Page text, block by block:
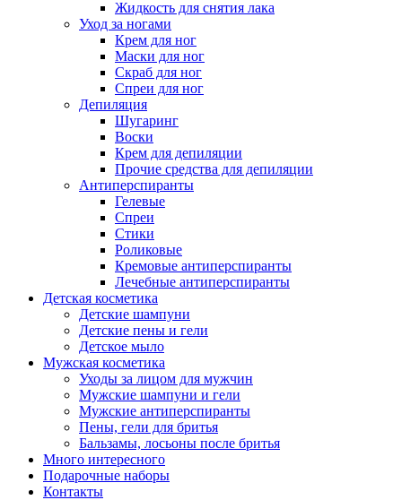
Жидкость для снятия лака
Уход за ногами
Крем для ног
Маски для ног
Скраб для ног
Спреи для ног
Депиляция
Шугаринг
Воски
Крем для депиляции
Прочие средства для депиляции
Антиперспиранты
Гелевые
Спреи
Стики
Роликовые
Кремовые антиперспиранты
Лечебные антиперспиранты
Детская косметика
Детские шампуни
Детские пены и гели
Детское мыло
Мужская косметика
Уходы за лицом для мужчин
Мужские шампуни и гели
Мужские антиперспиранты
Пены, гели для бритья
Бальзамы, лосьоны после бритья
Много интересного
Подарочные наборы
Контакты